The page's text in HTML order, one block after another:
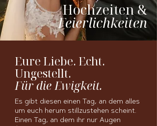
Hochzeiten &
Feierlichkeiten
Eure Liebe. Echt.
Ungestellt.
Für die Ewigkeit.
Es gibt diesen einen Tag, an dem alles
um euch herum stillzustehen scheint.
Einen Tag, an dem ihr nur Augen